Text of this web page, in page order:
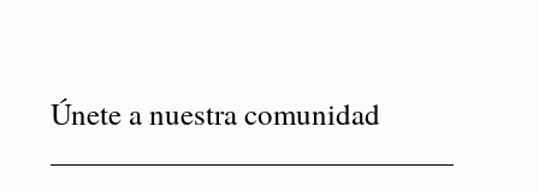
Únete a nuestra comunidad